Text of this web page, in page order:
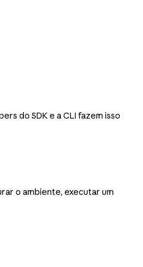
do SDK e a CLI fazem isso
o ambiente, executar um